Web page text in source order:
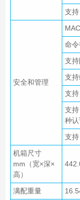
支
安全和管理
命
支
支
支
支
种
支
机箱尺寸
mm（宽×深×
高）
满配重量